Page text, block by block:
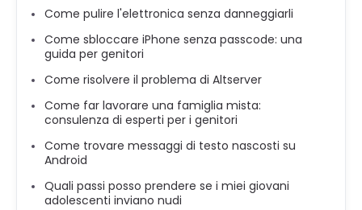
Come pulire l'elettronica senza danneggiarli
Come sbloccare iPhone senza passcode: una
guida per genitori
Come risolvere il problema di Altserver
Come far lavorare una famiglia mista:
consulenza di esperti per i genitori
Come trovare messaggi di testo nascosti su
Android
Quali passi posso prendere se i miei giovani
adolescenti inviano nudi